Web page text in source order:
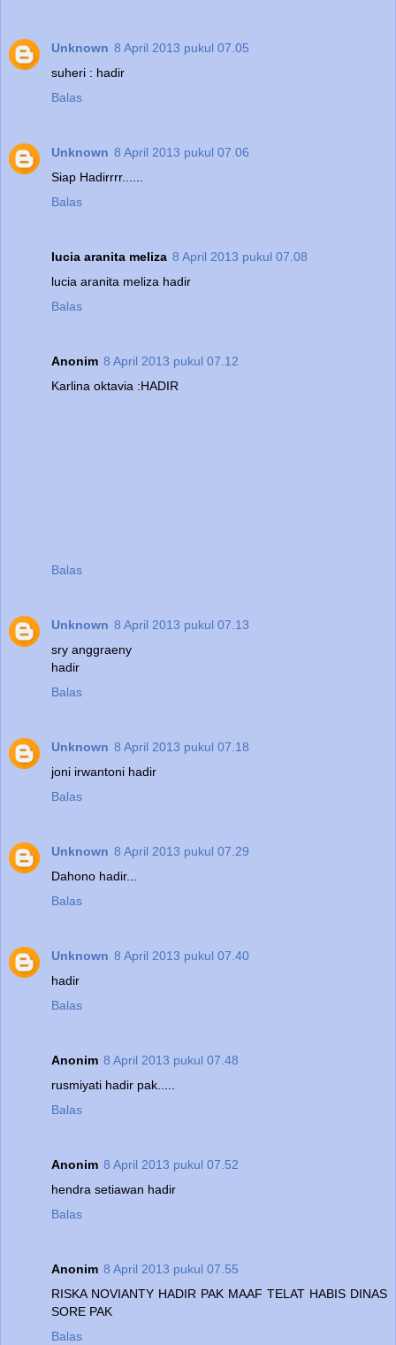
Unknown 8 April 2013 pukul 07.05
suheri : hadir
Balas
Unknown 8 April 2013 pukul 07.06
Siap Hadirrrr......
Balas
lucia aranita meliza 8 April 2013 pukul 07.08
lucia aranita meliza hadir
Balas
Anonim 8 April 2013 pukul 07.12
Karlina oktavia :HADIR
Balas
Unknown 8 April 2013 pukul 07.13
sry anggraeny
hadir
Balas
Unknown 8 April 2013 pukul 07.18
joni irwantoni hadir
Balas
Unknown 8 April 2013 pukul 07.29
Dahono hadir...
Balas
Unknown 8 April 2013 pukul 07.40
hadir
Balas
Anonim 8 April 2013 pukul 07.48
rusmiyati hadir pak.....
Balas
Anonim 8 April 2013 pukul 07.52
hendra setiawan hadir
Balas
Anonim 8 April 2013 pukul 07.55
RISKA NOVIANTY HADIR PAK MAAF TELAT HABIS DINAS
SORE PAK
Balas